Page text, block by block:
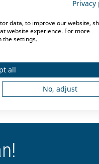
Privacy
data, to improve our website,
website experience. For more
the settings.
all
No, adjust